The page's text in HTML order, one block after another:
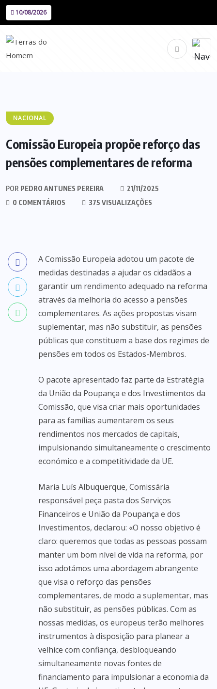
10/08/2026
NACIONAL
Comissão Europeia propõe reforço das
pensões complementares de reforma
POR PEDRO ANTUNES PEREIRA
21/11/2025
0 COMENTÁRIOS
375 VISUALIZAÇÕES
A Comissão Europeia adotou um pacote de
medidas destinadas a ajudar os cidadãos a
garantir um rendimento adequado na reforma
através da melhoria do acesso a pensões
complementares. As ações propostas visam
suplementar, mas não substituir, as pensões
públicas que constituem a base dos regimes de
pensões em todos os Estados-Membros.
O pacote apresentado faz parte da Estratégia
da União da Poupança e dos Investimentos da
Comissão, que visa criar mais oportunidades
para as famílias aumentarem os seus
rendimentos nos mercados de capitais,
impulsionando simultaneamente o crescimento
económico e a competitividade da UE.
Maria Luís Albuquerque, Comissária
responsável peça pasta dos Serviços
Financeiros e União da Poupança e dos
Investimentos, declarou: «O nosso objetivo é
claro: queremos que todas as pessoas possam
manter um bom nível de vida na reforma, por
isso adotámos uma abordagem abrangente
que visa o reforço das pensões
complementares, de modo a suplementar, mas
não substituir, as pensões públicas. Com as
nossas medidas, os europeus terão melhores
instrumentos à disposição para planear a
velhice com confiança, desbloqueando
simultaneamente novas fontes de
financiamento para impulsionar a economia da